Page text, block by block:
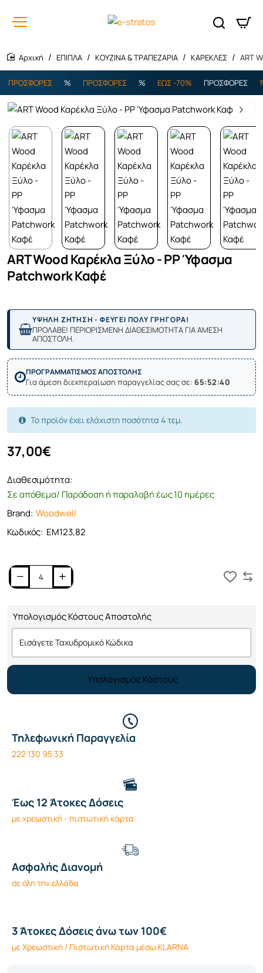
ΕΠΙΠΛΑ ΚΟΥΖΙΝΑ & ΤΡΑΠΕΖΑΡΙΑ ΚΑΡΕΚΛΕΣ ART
ΠΡΟΣΦΟΡΕΣ ΠΡΟΣΦΟΡΕΣ ΕΩΣ -70% ΠΡΟΣΦΟΡΕΣ
ART Wood Καρέκλα Ξύλο - PP Ύφασμα
Patchwork Καφέ
ΥΨΗΛΗ ΖΗΤΗΣΗ - ΦΕΥΓΕΙ ΠΟΛΥ ΓΡΗΓΟΡΑ!
ΠΡΟΛΑΒΕ! ΠΕΡΙΟΡΙΣΜΕΝΗ ΔΙΑΘΕΣΙΜΟΤΗΤΑ ΓΙΑ ΑΜΕΣΗ
ΑΠΟΣΤΟΛΗ.
ΠΡΟΓΡΑΜΜΑΤΙΣΜΟΣ ΑΠΟΣΤΟΛΗΣ
Για άμεση διεκπεραίωση παραγγελίας σας σε: 65:52:40
Διαθεσιμότητα:
Σε απόθεμα/ Παράδοση ή παραλαβή έως 10 ημέρες
Brand: Woodwell
Κωδικός: ΕΜ123,82
37,00€
Το προϊόν έχει ελάχιστη ποσότητα 4 τεμ.
Υπολογισμός Κόστους Αποστολής
Υπολογισμός Κόστους
Τηλεφωνική Παραγγελία
222 130 95 33
Έως 12 Άτοκες Δόσεις
με χρεωστική - πιστωτική κάρτα
Ασφαλής Διανομή
σε όλη την ελλάδα
3 Άτοκες Δόσεις άνω των 100€
με Χρεωστική / Πιστωτική Κάρτα μέσω KLARNA